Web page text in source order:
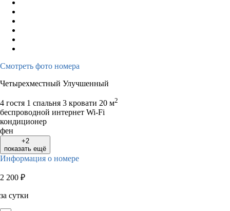
Смотреть фото номера
Четырехместный Улучшенный
4 гостя 1 спальня 3 кровати 20 м2
беспроводной интернет Wi-Fi
кондиционер
фен
+2
показать ещё
Информация о номере
2 200 ₽
за сутки